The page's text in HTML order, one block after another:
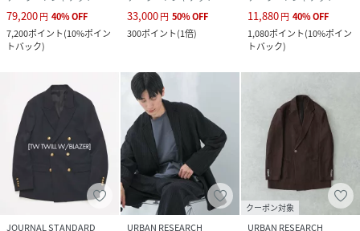
79,200円 40%OFF
7,200ポイント(10%ポイン
トバック)
33,000円 50%OFF
300ポイント(1倍)
11,880円 40%OFF
1,080ポイント(10%ポイン
トバック)
JOURNAL STANDARD
URBAN RESEARCH
クーポン対象
URBAN RESEARCH